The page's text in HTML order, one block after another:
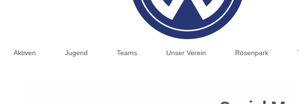
Aktiven Jugend Teams Unser Verein Rösenpark